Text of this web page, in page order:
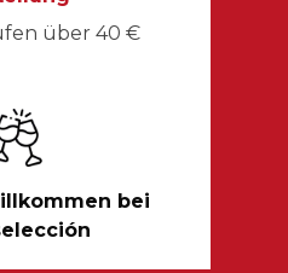
über 40 €
bei